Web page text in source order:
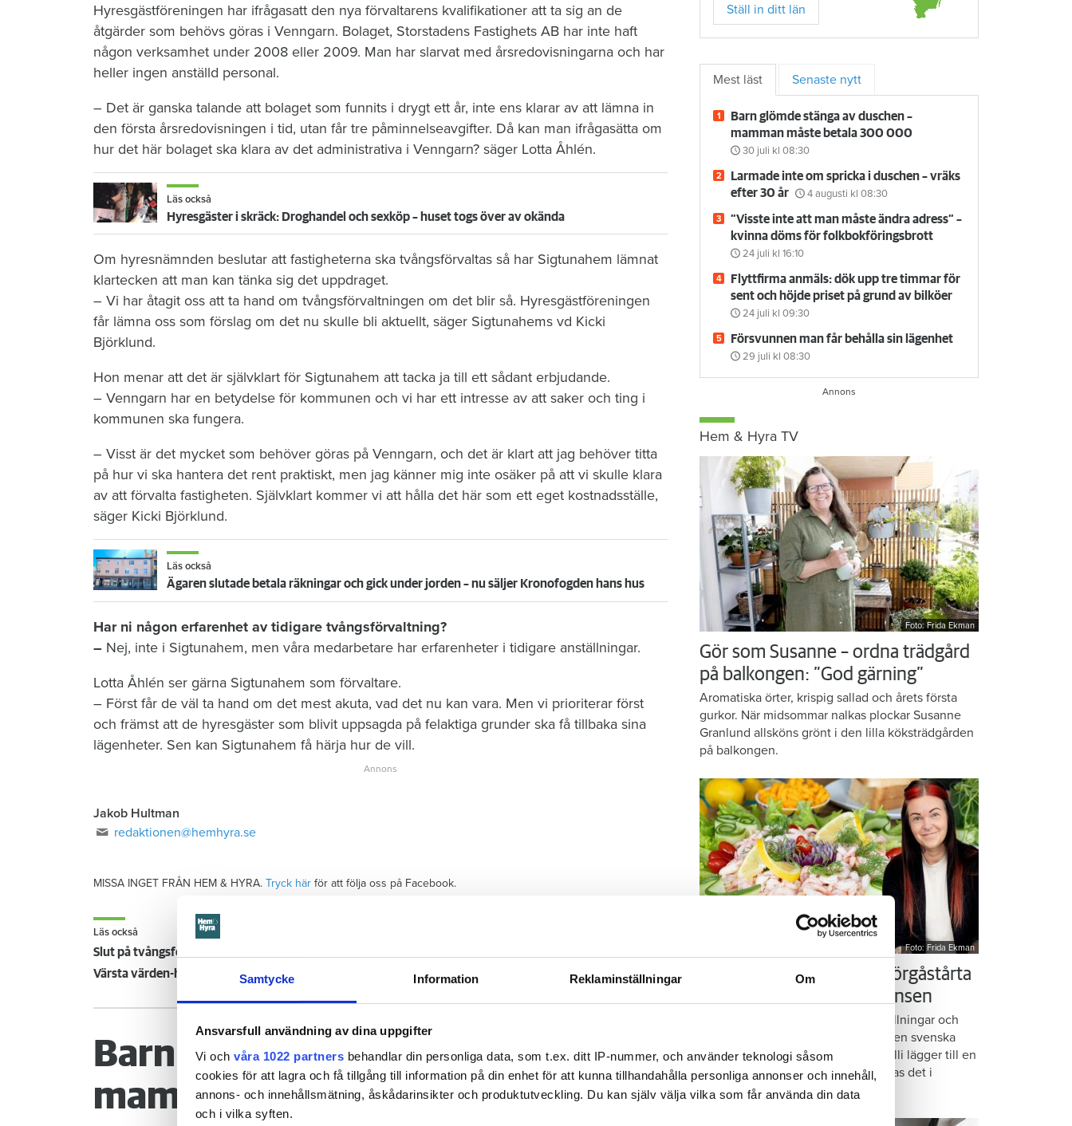
Samtycke Information Reklaminställningar Om
Ansvarsfull användning av dina uppgifter
Vi och våra 1022 partners behandlar din personliga data, som t.ex. ditt IP-nummer, och använder teknologi såsom
cookies för att lagra och få tillgång till information på din enhet för att kunna tillhandahålla personliga annonser och innehåll,
annons- och innehållsmätning, åskådarinsikter och produktutveckling. Du kan själv välja vilka som får använda din data
och i vilka syften.
Hyresgästföreningen har ifrågasatt den nya förvaltarens kvalifikationer att ta sig an de
åtgärder som behövs göras i Venngarn. Bolaget, Storstadens Fastighets AB har inte haft
någon verksamhet under 2008 eller 2009. Man har slarvat med årsredovisningarna och har
heller ingen anställd personal.
– Det är ganska talande att bolaget som funnits i drygt ett år, inte ens klarar av att lämna in
den första årsredovisningen i tid, utan får tre påminnelseavgifter. Då kan man ifrågasätta om
hur det här bolaget ska klara av det administrativa i Venngarn? säger Lotta Åhlén.
Läs också
Hyresgäster i skräck: Droghandel och sexköp – huset togs över av okända
Om hyresnämnden beslutar att fastigheterna ska tvångsförvaltas så har Sigtunahem lämnat
klartecken att man kan tänka sig det uppdraget.
– Vi har åtagit oss att ta hand om tvångsförvaltningen om det blir så. Hyresgästföreningen
får lämna oss som förslag om det nu skulle bli aktuellt, säger Sigtunahems vd Kicki
Björklund.
Hon menar att det är självklart för Sigtunahem att tacka ja till ett sådant erbjudande.
– Venngarn har en betydelse för kommunen och vi har ett intresse av att saker och ting i
kommunen ska fungera.
– Visst är det mycket som behöver göras på Venngarn, och det är klart att jag behöver titta
på hur vi ska hantera det rent praktiskt, men jag känner mig inte osäker på att vi skulle klara
av att förvalta fastigheten. Självklart kommer vi att hålla det här som ett eget kostnadsställe,
säger Kicki Björklund.
Läs också
Ägaren slutade betala räkningar och gick under jorden – nu säljer Kronofogden hans hus
Har ni någon erfarenhet av tidigare tvångsförvaltning?
– Nej, inte i Sigtunahem, men våra medarbetare har erfarenheter i tidigare anställningar.
Lotta Åhlén ser gärna Sigtunahem som förvaltare.
– Först får de väl ta hand om det mest akuta, vad det nu kan vara. Men vi prioriterar först
och främst att de hyresgäster som blivit uppsagda på felaktiga grunder ska få tillbaka sina
lägenheter. Sen kan Sigtunahem få härja hur de vill.
Jakob Hultman
redaktionen@hemhyra.se
MISSA INGET FRÅN HEM & HYRA. Tryck här för att följa oss på Facebook.
Läs också
Slut på tvångsförvaltningen av skandalhuset – men kommunen tvivlar på nya ägarens plan
Värsta värden-huset sålt – tvångsevakuerade Ulf: "Hoppas få flytta tillbaka"
Barn glömde stänga av duschen –
mamman måste betala 300 000
Ställ in ditt län
Mest läst Senaste nytt
Barn glömde stänga av duschen –
mamman måste betala 300 000
30 juli kl 08:30
Larmade inte om spricka i duschen – vräks
efter 30 år
4 augusti kl 08:30
”Visste inte att man måste ändra adress” –
kvinna döms för folkbokföringsbrott
24 juli kl 16:10
Flyttfirma anmäls: dök upp tre timmar för
sent och höjde priset på grund av bilköer
24 juli kl 09:30
Försvunnen man får behålla sin lägenhet
29 juli kl 08:30
Hem & Hyra TV
Foto: Frida Ekman
Gör som Susanne – ordna trädgård
på balkongen: ”God gärning”
Aromatiska örter, krispig sallad och årets första
gurkor. När midsommar nalkas plockar Susanne
Granlund allsköns grönt i den lilla köksträdgården
på balkongen.
Foto: Frida Ekman
Messi älskar Victorias smörgåstårta
– trots den galna ingrediensen
Formbrödsskivor i rader, krämiga fyllningar och
krispiga grönsaker. Det är basen i den svenska
klassikern smörgåstårta. Victoria Lalli lägger till en
specialingrediens – och ändå vattnas det i
munnen på självaste Messi.